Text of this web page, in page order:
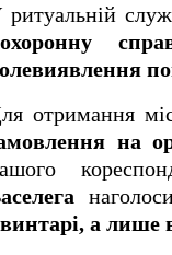
отримання
на
а лише